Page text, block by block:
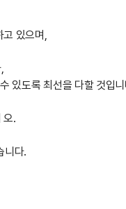
고 있으며,
있도록최선을 다할 것입
오.
니다.